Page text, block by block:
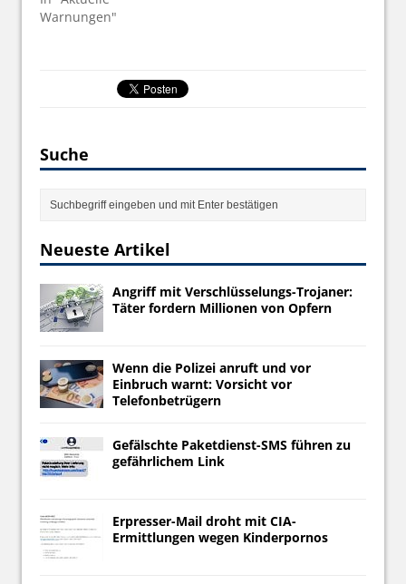
Warnungen"
Suche
Neueste Artikel
Angriff mit Verschlüsselungs-Trojaner:
Täter fordern Millionen von Opfern
Wenn die Polizei anruft und vor
Einbruch warnt: Vorsicht vor
Telefonbetrügern
Gefälschte Paketdienst-SMS führen zu
gefährlichem Link
Erpresser-Mail droht mit CIA-
Ermittlungen wegen Kinderpornos